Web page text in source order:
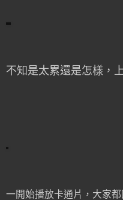
不知是太累還是怎樣，
一開始播放卡通片，大家都